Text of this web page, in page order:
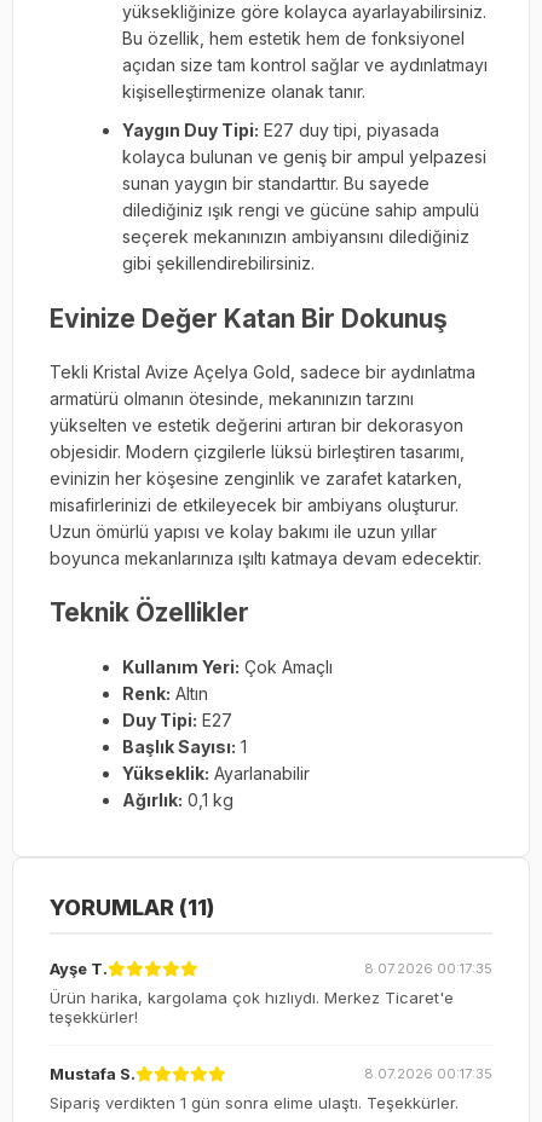
yüksekliğinize göre kolayca ayarlayabilirsiniz.
Bu özellik, hem estetik hem de fonksiyonel
açıdan size tam kontrol sağlar ve aydınlatmayı
kişiselleştirmenize olanak tanır.
Yaygın Duy Tipi: E27 duy tipi, piyasada
kolayca bulunan ve geniş bir ampul yelpazesi
sunan yaygın bir standarttır. Bu sayede
dilediğiniz ışık rengi ve gücüne sahip ampulü
seçerek mekanınızın ambiyansını dilediğiniz
gibi şekillendirebilirsiniz.
Evinize Değer Katan Bir Dokunuş
Tekli Kristal Avize Açelya Gold, sadece bir aydınlatma
armatürü olmanın ötesinde, mekanınızın tarzını
yükselten ve estetik değerini artıran bir dekorasyon
objesidir. Modern çizgilerle lüksü birleştiren tasarımı,
evinizin her köşesine zenginlik ve zarafet katarken,
misafirlerinizi de etkileyecek bir ambiyans oluşturur.
Uzun ömürlü yapısı ve kolay bakımı ile uzun yıllar
boyunca mekanlarınıza ışıltı katmaya devam edecektir.
Teknik Özellikler
Kullanım Yeri: Çok Amaçlı
Renk: Altın
Duy Tipi: E27
Başlık Sayısı: 1
Yükseklik: Ayarlanabilir
Ağırlık: 0,1 kg
YORUMLAR (11)
Ayşe T. 8.07.2026 00:17:35
Ürün harika, kargolama çok hızlıydı. Merkez Ticaret'e
teşekkürler!
Mustafa S. 8.07.2026 00:17:35
Sipariş verdikten 1 gün sonra elime ulaştı. Teşekkürler.